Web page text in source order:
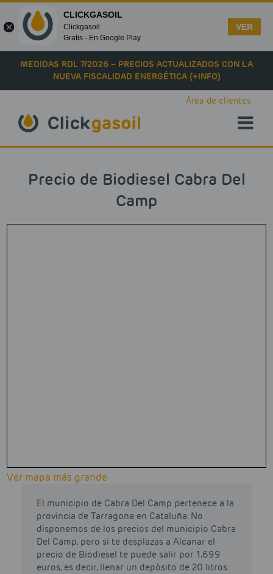
Skip to main content
MEDIDAS RDL 7/2026 – PRECIOS ACTUALIZADOS CON LA
NUEVA FISCALIDAD ENERGÉTICA (+INFO)
Área de clientes
Precio de Biodiesel Cabra Del
Camp
Ver mapa más grande
El municipio de Cabra Del Camp pertenece a la
provincia de Tarragona en Cataluña. No
disponemos de los precios del municipio Cabra
Del Camp, pero si te desplazas a Alcanar el
precio de Biodiesel te puede salir por 1.699
euros, es decir, llenar un depósito de 20 litros
CLICKGASOIL
Clickgasoil
Gratis - En Google Play
VER